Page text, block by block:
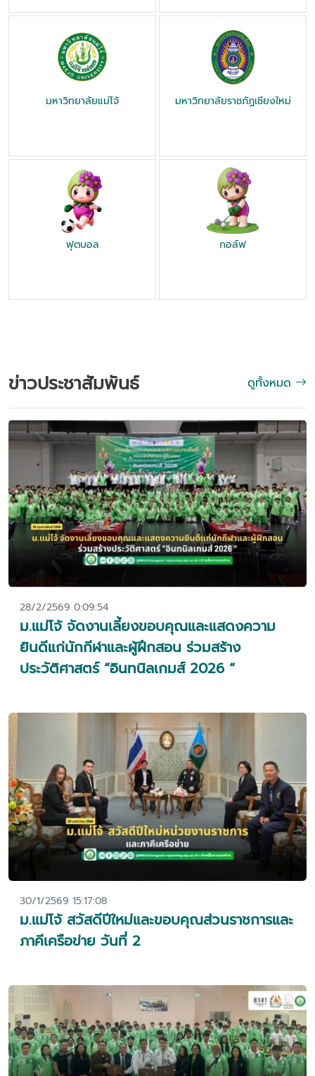
มหาวิทยาลัยแม่โจ้ มหาวิทยาลัยราชภัฏเชียงใหม่
ฟุตบอล กอล์ฟ
ข่าวประชาสัมพันธ์ ดูทั้งหมด
28/2/2569 0:09:54
ม.แม่โจ้ จัดงานเลี้ยงขอบคุณและแสดงความ
ยินดีแก่นักกีฬาและผู้ฝึกสอน ร่วมสร้าง
ประวัติศาสตร์ “อินทนิลเกมส์ 2026 “
30/1/2569 15:17:08
ม.แม่โจ้ สวัสดีปีใหม่และขอบคุณส่วนราชการและ
ภาคีเครือข่าย วันที่ 2